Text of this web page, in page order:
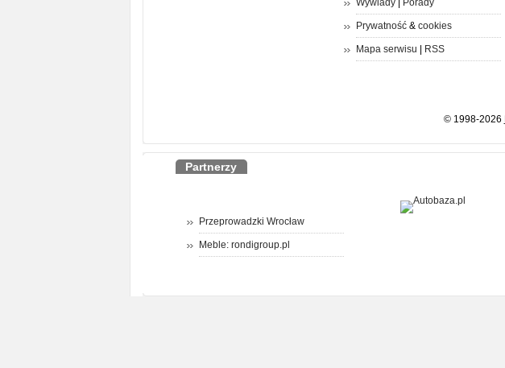
Wywiady| Porady
Prywatność& cookies
Mapa serwisu RSS
© 1998-2026
Partnerzy
Przeprowadzki Wrocław
Meble: rondigroup.pl